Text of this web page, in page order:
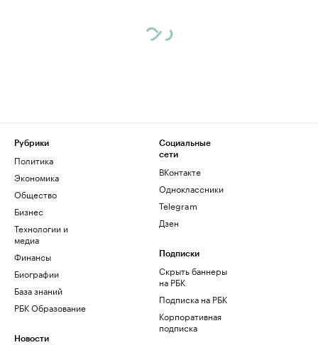
Рубрики
Политика
Экономика
Общество
Бизнес
Технологии и
медиа
Финансы
Биографии
База знаний
РБК Образование
Новости
Социальные
сети
ВКонтакте
Одноклассники
Telegram
Дзен
Подписки
Скрыть баннеры
на РБК
Подписка на РБК
Корпоративная
подписка